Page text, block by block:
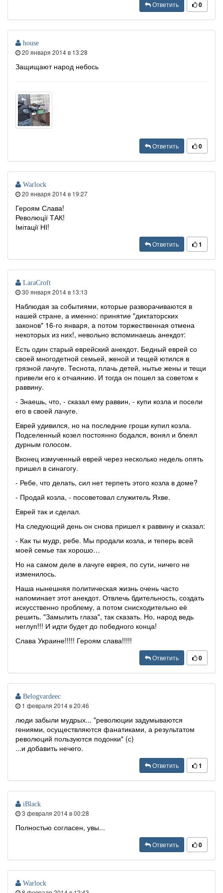
Ответить 0
house
20 января 2014 в 13:28
Защищают народ небось
Ответить 0
Warlock
20 января 2014 в 19:27
Героям Слава!
Революції ТАК!
Імітації НІ!
Ответить 1
LaraCroft
30 января 2014 в 13:13
Наблюдая за событиями, которые разворачиваются в
нашей стране, а именно: принятие "диктаторских
законов" 16-го января, а потом торжественная отмена
некоторых из них!, невольно вспоминаешь анекдот:
Есть один старый еврейский анекдот. Бедный еврей со
своей многодетной семьей, женой и тещей ютился в
грязной лачуге. Теснота, плачь детей, нытье жены и тещи
привели его к отчаянию. И тогда он пошел за советом к
раввину.
- Знаешь, что, - сказал ему раввин, - купи козла и посели
его в своей лачуге.
Еврей удивился, но на последние гроши купил козла.
Подселенный козел постоянно бодался, вонял и блеял
дурным голосом.
Вконец измученный еврей через несколько недель опять
пришел в синагогу.
- Ребе, что делать, сил нет терпеть этого козла в доме?
- Продай козла, - посоветовал служитель Яхве.
Еврей так и сделал.
На следующий день он снова пришел к раввину и сказал:
- Как ты мудр, ребе. Мы продали козла, и теперь всей
моей семье так хорошо…
Но на самом деле в лачуге еврея, по сути, ничего не
изменилось.
Наша нынешняя политическая жизнь очень часто
напоминает этот анекдот. Отвлечь бдительность, создать
искусственно проблему, а потом снисходительно её
решить. "Замылить глаза", так сказать. Но, народ ведь
неглуп!!! И идти будет до победного конца!
Слава Украине!!!!! Героям слава!!!!!
Ответить 0
Belogvardeec
1 февраля 2014 в 20:46
люди забыли мудрых... "революции задумываются
гениями, осуществляются фанатиками, а результатом
революций пользуются подонки" (с)
...и добавить нечего.
Ответить 1
iBlack
3 февраля 2014 в 00:28
Полностью согласен, увы...
Ответить 0
Warlock